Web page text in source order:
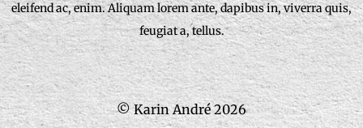
eleifend ac, enim. Aliquam lorem ante, dapibus in, viverra quis,
feugiat a, tellus.
© Karin André 2026